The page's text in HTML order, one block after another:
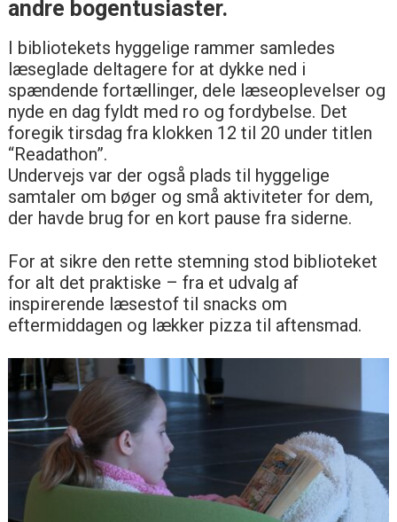
andre bogentusiaster.
I bibliotekets hyggelige rammer samledes
læseglade deltagere for at dykke ned i
spændende fortællinger, dele læseoplevelser og
nyde en dag fyldt med ro og fordybelse. Det
foregik tirsdag fra klokken 12 til 20 under titlen
“Readathon”.
Undervejs var der også plads til hyggelige
samtaler om bøger og små aktiviteter for dem,
der havde brug for en kort pause fra siderne.
For at sikre den rette stemning stod biblioteket
for alt det praktiske – fra et udvalg af
inspirerende læsestof til snacks om
eftermiddagen og lækker pizza til aftensmad.